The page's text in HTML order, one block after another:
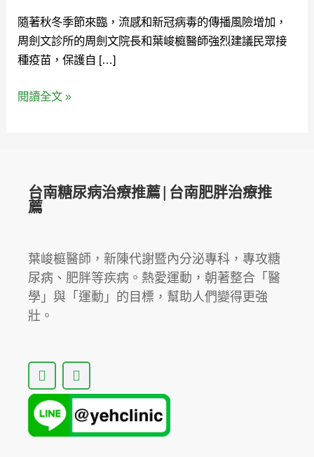
隨著秋冬季節來臨，流感和新冠病毒的傳播風險增加，
周劍文診所的周劍文院長和葉峻榳醫師強烈建議民眾接
種疫苗，保護自 […]
即
接
種
感
JN.1！
閱讀全文 »
台南糖尿病治療推薦|台南肥胖治療推
薦
葉峻榳醫師，新陳代謝暨內分泌專科，專攻糖
尿病、肥胖等疾病。熱愛運動，朝著整合「醫
學」與「運動」的目標，幫助人們變得更強
壯。
F
a
c
e
b
o
Y
o
u
t
u
b